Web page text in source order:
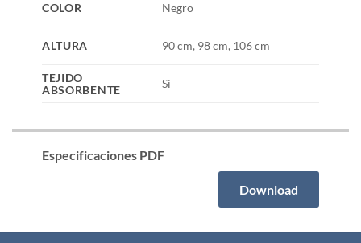
COLOR Negro
ALTURA 90 cm, 98 cm, 106 cm
TEJIDO
ABSORBENTE
Si
Especificaciones PDF
Download